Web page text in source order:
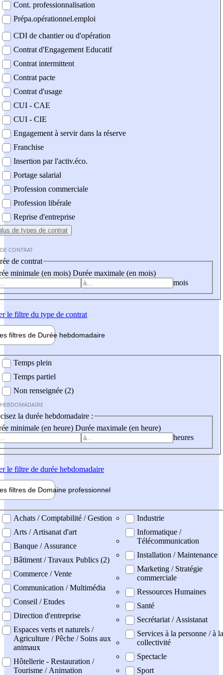
Cont. professionnalisation
Prépa.opérationnel.emploi
CDI de chantier ou d'opération
Contrat d'Engagement Educatif
Contrat intermittent
Contrat pacte
Contrat d'usage
CUI - CAE
CUI - CIE
Engagement à servir dans la réserve
Franchise
Insertion par l'activ.éco.
Portage salarial
Profession commerciale
Profession libérale
Reprise d'entreprise
de types de contrat
CONTRAT
de contrat
minimale (en mois) Durée maximale (en mois)
mois
le filtre du type de contrat
filtres de Durée hebdomadaire
Temps plein
Temps partiel
Non renseignée (2)
la durée hebdomadaire :
minimale (en heure) Durée maximale (en heure)
heures
le filtre de durée hebdomadaire
filtres de Domaine professionnel
professionel
Achats / Comptabilité / Gestion
Arts / Artisanat d'art
Banque / Assurance
Bâtiment / Travaux Publics (2)
Commerce / Vente
Communication / Multimédia
Conseil / Etudes
Direction d'entreprise
Espaces verts et naturels /
Agriculture / Pêche / Soins aux
animaux
Hôtellerie - Restauration /
Tourisme / Animation
Industrie
Informatique /
Télécommunication
Installation / Maintenance
Marketing / Stratégie
commerciale
Ressources Humaines
Santé
Secrétariat / Assistanat
Services à la personne / à la
collectivité
Spectacle
Sport